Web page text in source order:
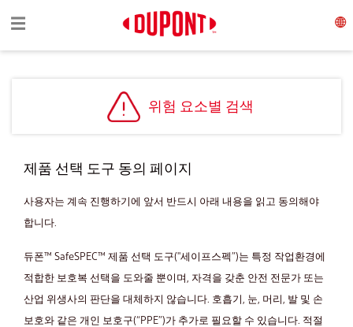
Toggle navigation
☰
위험 요소별 검색
제품 선택 도구 동의 페이지
사용자는 계속 진행하기에 앞서 반드시 아래 내용을 읽고 동의해야
합니다.
듀폰™ SafeSPEC™ 제품 선택 도구("세이프스펙”)는 특정 작업환경에
적합한 보호복 선택을 도와줄 뿐이며, 자격을 갖춘 안전 전문가 또는
산업 위생사의 판단을 대체하지 않습니다. 호흡기, 눈, 머리, 발 및 손
보호와 같은 개인 보호구(“PPE”)가 추가로 필요할 수 있습니다. 적절